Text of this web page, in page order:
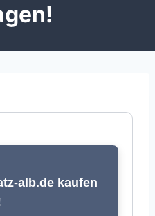
alb.de kaufen